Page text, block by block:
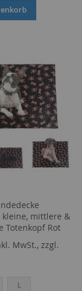
mittlere &
Totenkopf Rot
MwSt., zzgl.
L